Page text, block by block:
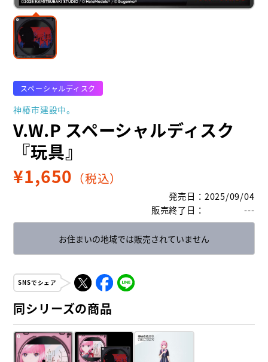
スペーシャルディスク
神椿市建設中。
V.W.P スペーシャルディスク
『玩具』
¥1,650 （税込）
発売日 ： 2025/09/04
販売終了日 ： ---
お住まいの地域では販売されていません
SNSでシェア
同シリーズの商品